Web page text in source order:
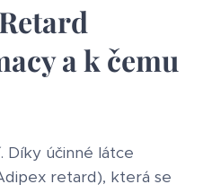
a k čemu
Díky účinné látce
retard), která se